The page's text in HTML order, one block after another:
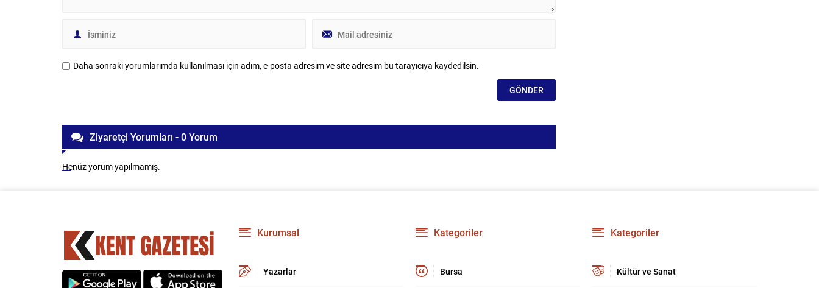
Daha sonraki yorumlarımda kullanılması için adım, e-posta adresim ve site adresim bu tarayıcıya kaydedilsin.
Ziyaretçi Yorumları - 0 Yorum
Henüz yorum yapılmamış.
Kurumsal
Yazarlar
Kategoriler
Bursa
Kategoriler
Kültür ve Sanat